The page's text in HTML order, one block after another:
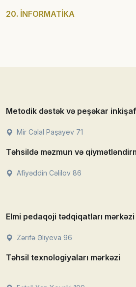
20. İNFORMATİKA
Metodik dəstək və peşəkar
Mir Cəlal Paşayev 71
Təhsildə məzmun və
Afiyəddin Cəlilov 86
Elmi pedaqoji tədqiqatları mərkəzi
Zərifə Əliyeva 96
Təhsil texnologiyaları mərkəzi